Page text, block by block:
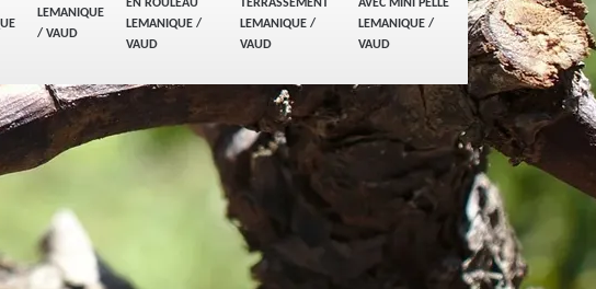
LEMANIQUE
/ VAUD
EN ROULEAU
LEMANIQUE /
VAUD
TERRASSEMENT
LEMANIQUE /
VAUD
AVEC MINI PELLE
LEMANIQUE /
VAUD